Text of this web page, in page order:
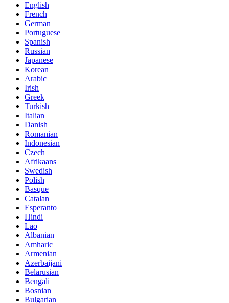
English
French
German
Portuguese
Spanish
Russian
Japanese
Korean
Arabic
Irish
Greek
Turkish
Italian
Danish
Romanian
Indonesian
Czech
Afrikaans
Swedish
Polish
Basque
Catalan
Esperanto
Hindi
Lao
Albanian
Amharic
Armenian
Azerbaijani
Belarusian
Bengali
Bosnian
Bulgarian